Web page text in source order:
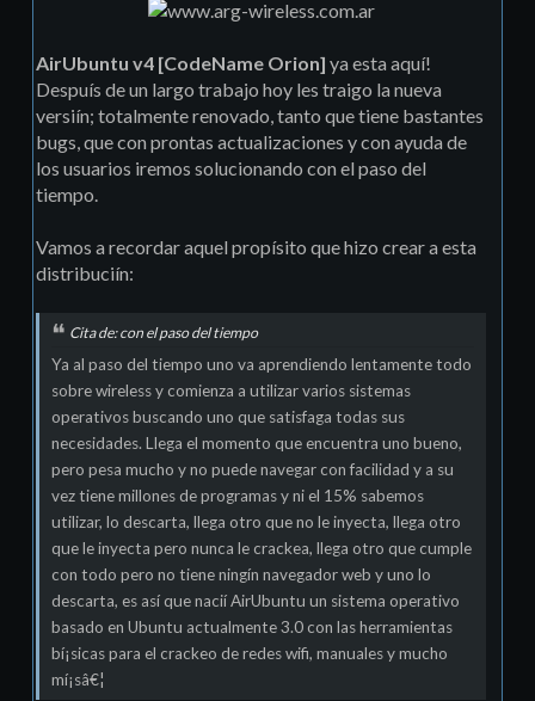
AirUbuntu v4 [CodeName Orion] ya esta aquí­!
Despuís de un largo trabajo hoy les traigo la nueva
versiín; totalmente renovado, tanto que tiene bastantes
bugs, que con prontas actualizaciones y con ayuda de
los usuarios iremos solucionando con el paso del
tiempo.
Vamos a recordar aquel propísito que hizo crear a esta
distribuciín:
Cita de: con el paso del tiempo
Ya al paso del tiempo uno va aprendiendo lentamente todo
sobre wireless y comienza a utilizar varios sistemas
operativos buscando uno que satisfaga todas sus
necesidades. Llega el momento que encuentra uno bueno,
pero pesa mucho y no puede navegar con facilidad y a su
vez tiene millones de programas y ni el 15% sabemos
utilizar, lo descarta, llega otro que no le inyecta, llega otro
que le inyecta pero nunca le crackea, llega otro que cumple
con todo pero no tiene ningín navegador web y uno lo
descarta, es así­ que nacií AirUbuntu un sistema operativo
basado en Ubuntu actualmente 3.0 con las herramientas
bí¡sicas para el crackeo de redes wifi, manuales y mucho
mí¡sâ€¦